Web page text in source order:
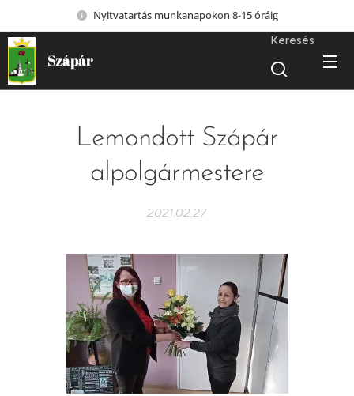
Nyitvatartás munkanapokon 8-15 óráig
Szápár
Keresés
Lemondott Szápár
alpolgármestere
2021.02.27